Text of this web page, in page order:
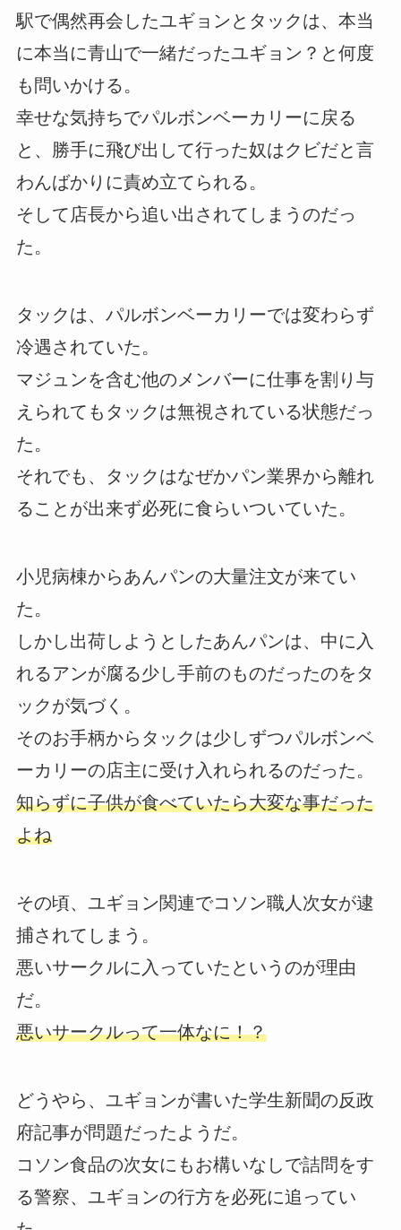
駅で偶然再会したユギョンとタックは、本当
に本当に青山で一緒だったユギョン？と何度
も問いかける。
幸せな気持ちでパルボンベーカリーに戻る
と、勝手に飛び出して行った奴はクビだと言
わんばかりに責め立てられる。
そして店長から追い出されてしまうのだっ
た。
タックは、パルボンベーカリーでは変わらず
冷遇されていた。
マジュンを含む他のメンバーに仕事を割り与
えられてもタックは無視されている状態だっ
た。
それでも、タックはなぜかパン業界から離れ
ることが出来ず必死に食らいついていた。
小児病棟からあんパンの大量注文が来てい
た。
しかし出荷しようとしたあんパンは、中に入
れるアンが腐る少し手前のものだったのをタ
ックが気づく。
そのお手柄からタックは少しずつパルボンベ
ーカリーの店主に受け入れられるのだった。
知らずに子供が食べていたら大変な事だった
よね
その頃、ユギョン関連でコソン職人次女が逮
捕されてしまう。
悪いサークルに入っていたというのが理由
だ。
悪いサークルって一体なに！？
どうやら、ユギョンが書いた学生新聞の反政
府記事が問題だったようだ。
コソン食品の次女にもお構いなしで詰問をす
る警察、ユギョンの行方を必死に追ってい